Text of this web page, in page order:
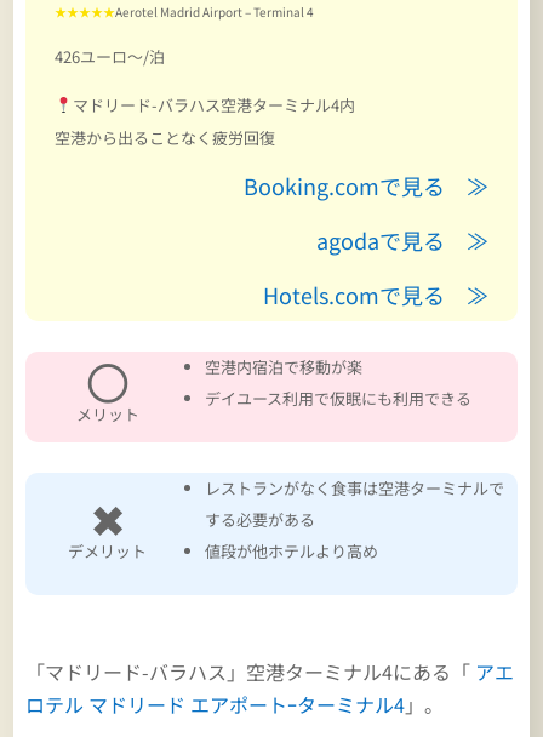
★★★★★Aerotel Madrid Airport – Terminal 4
426ユーロ～/泊
マドリード-バラハス空港ターミナル4内
空港から出ることなく疲労回復
Booking.comで見る ≫
agodaで見る ≫
Hotels.comで見る ≫
〇
メリット
空港内宿泊で移動が楽
デイユース利用で仮眠にも利用できる
✖
デメリット
レストランがなく食事は空港ターミナルで
する必要がある
値段が他ホテルより高め
「マドリード-バラハス」空港ターミナル4にある「 アエ
ロテル マドリード エアポートｰターミナル4」。